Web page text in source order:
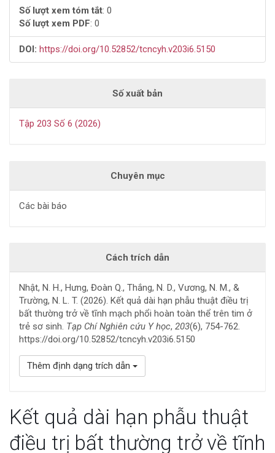
bài
viết
Số lượt xem tóm tắt: 0
Số lượt xem PDF: 0
DOI: https://doi.org/10.52852/tcncyh.v203i6.5150
Số xuất bản
Tập 203 Số 6 (2026)
Chuyên mục
Các bài báo
Cách trích dẫn
Nhật, N. H., Hưng, Đoàn Q., Thắng, N. D., Vương, N. M., &
Trường, N. L. T. (2026). Kết quả dài hạn phẫu thuật điều trị
bất thường trở về tĩnh mạch phổi hoàn toàn thể trên tim ở
trẻ sơ sinh. Tạp Chí Nghiên cứu Y học, 203(6), 754-762.
https://doi.org/10.52852/tcncyh.v203i6.5150
Thêm định dạng trích dẫn
Kết quả dài hạn phẫu thuật
điều trị bất thường trở về tĩnh